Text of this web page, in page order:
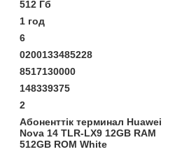
512 Гб
1 год
6
0200133485228
8517130000
148339375
2
Абоненттік терминал Huawei
Nova 14 TLR-LX9 12GB RAM
512GB ROM White